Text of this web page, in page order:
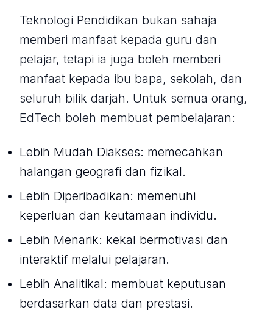
Teknologi Pendidikan bukan sahaja
memberi manfaat kepada guru dan
pelajar, tetapi ia juga boleh memberi
manfaat kepada ibu bapa, sekolah, dan
seluruh bilik darjah. Untuk semua orang,
EdTech boleh membuat pembelajaran:
Lebih Mudah Diakses: memecahkan
halangan geografi dan fizikal.
Lebih Diperibadikan: memenuhi
keperluan dan keutamaan individu.
Lebih Menarik: kekal bermotivasi dan
interaktif melalui pelajaran.
Lebih Analitikal: membuat keputusan
berdasarkan data dan prestasi.